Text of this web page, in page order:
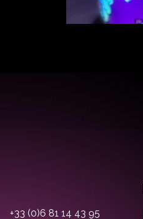
+33 (0)6 81 14 43 95